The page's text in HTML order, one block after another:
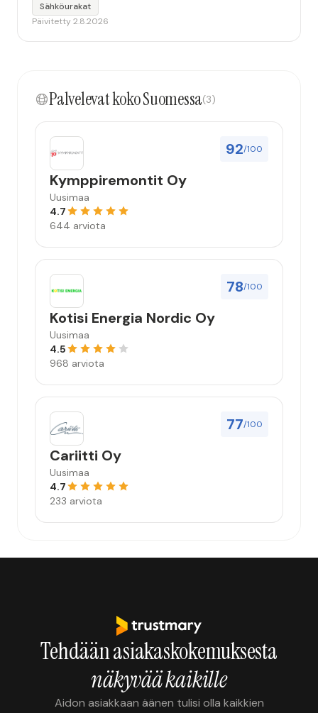
Sähköurakat
Päivitetty 2.8.2026
Palvelevat koko Suomessa(3)
92/100
Kymppiremontit Oy
Uusimaa
4.7
644 arviota
78/100
Kotisi Energia Nordic Oy
Uusimaa
4.5
968 arviota
77/100
Cariitti Oy
Uusimaa
4.7
233 arviota
Tehdään asiakaskokemuksesta
näkyvää kaikille
Aidon asiakkaan äänen tulisi olla kaikkien